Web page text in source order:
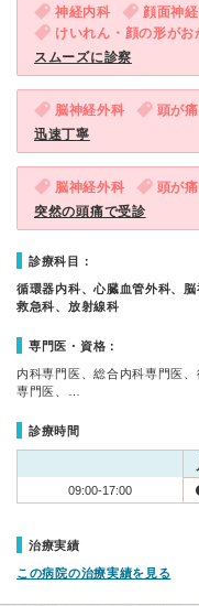
神経内科
顔面神
けいれん・顔の形が
スムーズに診察
脳神経外科 頭が
迅速丁寧
脳神経外科 頭が
突然の頭痛で受診
診療科目：
循環器内科、心臓血管外科、
救急科、放射線科
専門医・資格：
内科専門医、総合内科専門医
専門医、…
診療時間
09:00-17:00
治療実績
この病院の治療実績を見る